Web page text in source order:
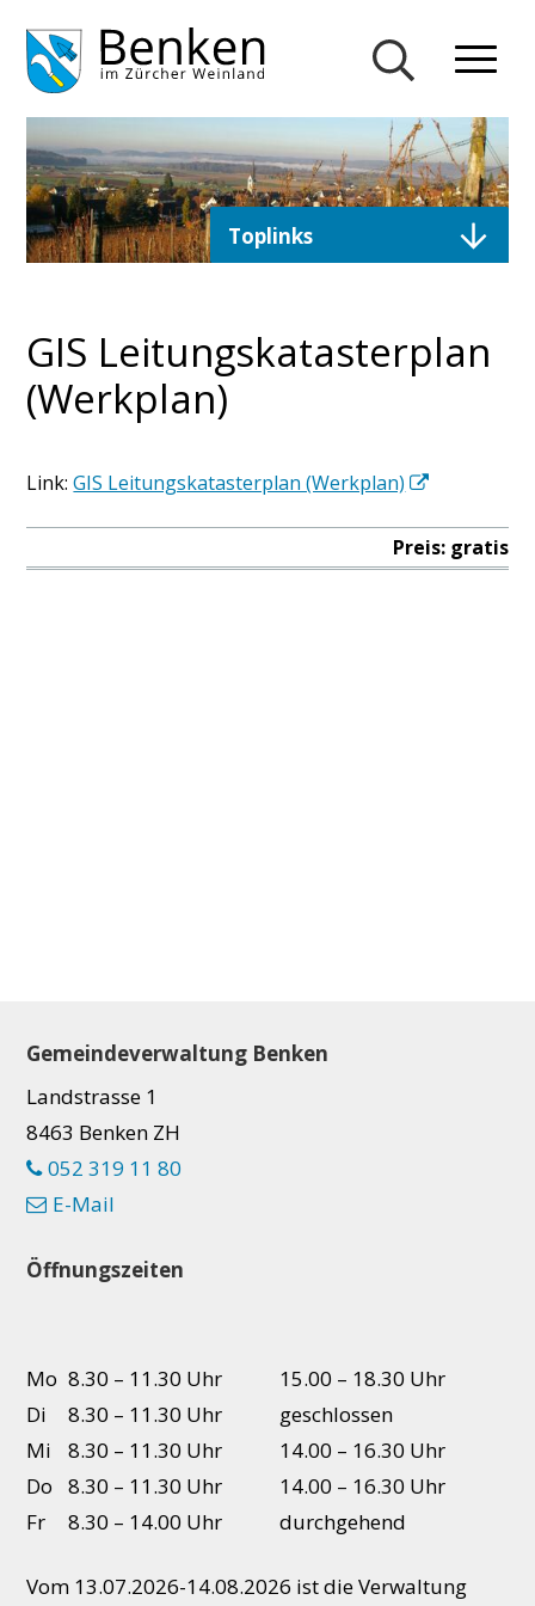
Navigieren in Gemeinde
Schnellnavigation
Direktzugriffe
Toplinks
GIS Leitungskatasterplan
(Werkplan)
Link:GIS Leitungskatasterplan (Werkplan)
Preis: gratis
Footer
Gemeindeverwaltung Benken
Landstrasse 1
8463 Benken ZH
052 319 11 80
E-Mail
Öffnungszeiten
Mo 8.30 – 11.30 Uhr
15.00 – 18.30 Uhr
Di
8.30 – 11.30 Uhr
geschlossen
Mi
8.30 – 11.30 Uhr
14.00 – 16.30 Uhr
Do
8.30 – 11.30 Uhr
14.00 – 16.30 Uhr
Fr
8.30 – 14.00 Uhr durchgehend
Vom 13.07.2026-14.08.2026 ist die Verwaltung